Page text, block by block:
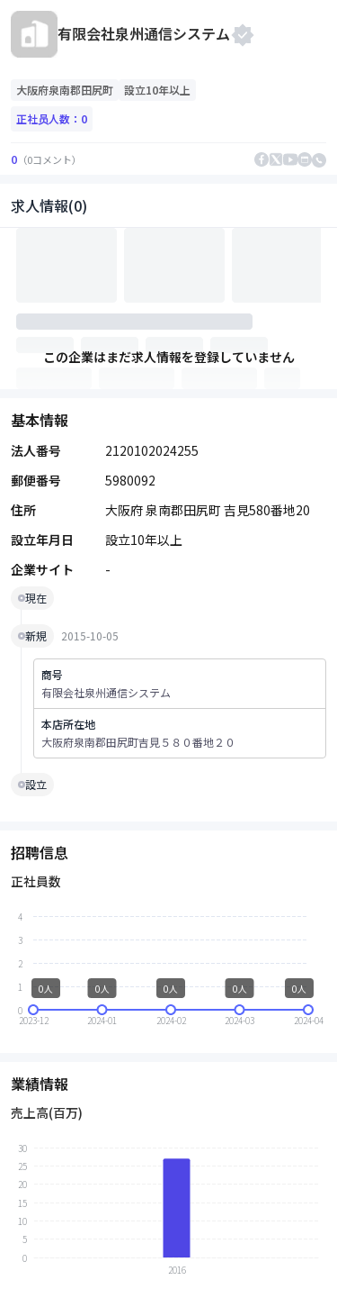
有限会社泉州通信システム
大阪府泉南郡田尻町
設立10年以上
正社员人数： 0
0 （0コメント）
求人情報(0)
この企業はまだ求人情報を登録していません
基本情報
法人番号
2120102024255
郵便番号
5980092
住所
大阪府 泉南郡田尻町 吉見580番地20
設立年月日
設立10年以上
企業サイト
-
現在
新規 2015-10-05
商号
有限会社泉州通信システム
本店所在地
大阪府泉南郡田尻町吉見５８０番地２０
設立
招聘信息
正社員数
0
1
2
3
4
2023-12 2024-01 2024-02 2024-03 2024-04
0人 0人 0人 0人 0人
業績情報
売上高(百万)
0
5
10
15
20
25
30
2016